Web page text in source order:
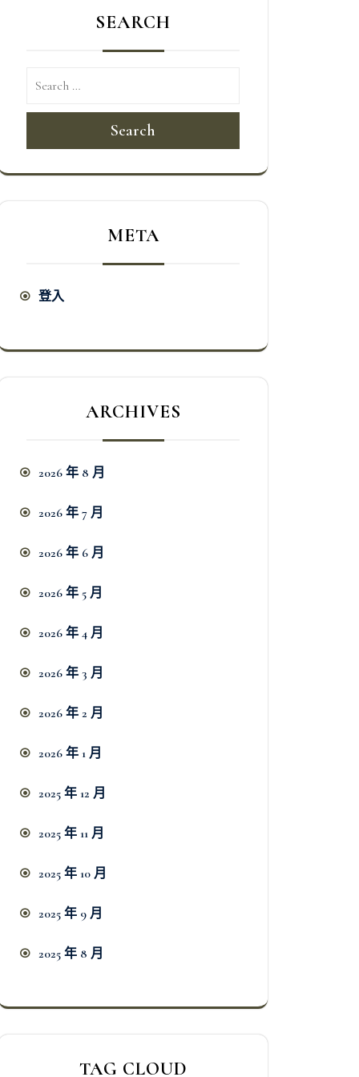
SEARCH
Search
META
登入
ARCHIVES
2026 年 8 月
2026 年 7 月
2026 年 6 月
2026 年 5 月
2026 年 4 月
2026 年 3 月
2026 年 2 月
2026 年 1 月
2025 年 12 月
2025 年 11 月
2025 年 10 月
2025 年 9 月
2025 年 8 月
TAG CLOUD